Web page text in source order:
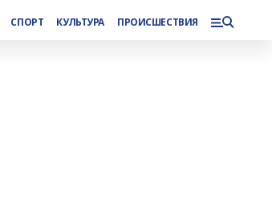
СПОРТ КУЛЬТУРА ПРОИСШЕСТВИЯ